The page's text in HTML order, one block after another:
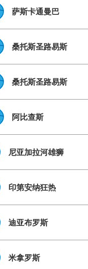
萨斯卡通曼巴
桑托斯圣路易斯
桑托斯圣路易斯
阿比查斯
尼亚加拉河雄狮
印第安纳狂热
迪亚布罗斯
米拿罗斯